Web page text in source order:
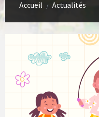
Accueil / Actualités